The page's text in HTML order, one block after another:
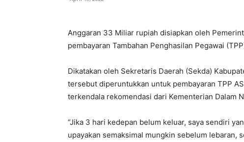
Anggaran 33 Miliar rupiah disiapkan oleh
pembayaran Tambahan Penghasilan Pegawai
Dikatakan oleh Sekretaris Daerah (Sekda)
tersebut diperuntukkan untuk pembayaran TPP
terkendala rekomendasi dari Kementerian Dalam
“Jika 3 hari kedepan belum keluar, saya sendiri
upayakan semaksimal mungkin sebelum lebaran,